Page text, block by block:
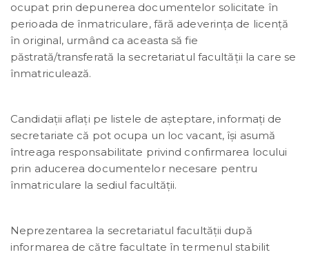
ocupat prin depunerea documentelor solicitate în
perioada de înmatriculare, fără adeverința de licență
în original, urmând ca aceasta să fie
păstrată/transferată la secretariatul facultății la care se
înmatriculează.
Candidații aflați pe listele de așteptare, informați de
secretariate că pot ocupa un loc vacant, își asumă
întreaga responsabilitate privind confirmarea locului
prin aducerea documentelor necesare pentru
înmatriculare la sediul facultății.
Neprezentarea la secretariatul facultății după
informarea de către facultate în termenul stabilit